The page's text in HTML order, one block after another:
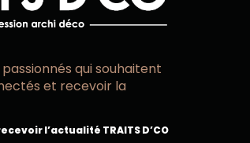
qui souhaitent
et recevoir la
l’actualité TRAITS D’CO